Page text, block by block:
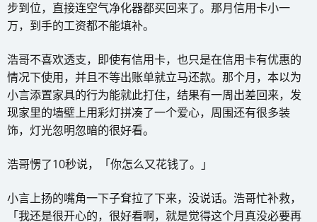
步到位，直接连空气净化器都买回来了。那月信用卡小一
万，到手的工资都不能填补。
浩哥不喜欢透支，即使有信用卡，也只是在信用卡有优惠的
情况下使用，并且不等出账单就立马还款。那个月，本以为
小言添置家具的行为能就此打住，结果有一周出差回来，发
现家里的墙壁上用彩灯拼凑了一个爱心，周围还有很多装
饰，灯光忽明忽暗的很好看。
浩哥愣了10秒说，「你怎么又花钱了。」
小言上扬的嘴角一下子耷拉了下来，没说话。浩哥忙补救，
「我还是很开心的，很好看啊，就是觉得这个月真没必要再